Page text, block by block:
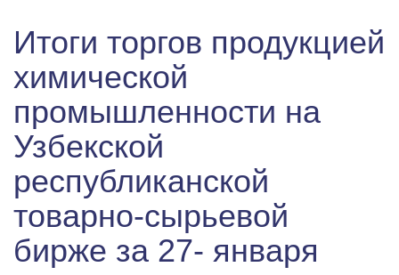
Итоги торгов продукцией
химической
промышленности на
Узбекской
республиканской
товарно-сырьевой
бирже за 27- января